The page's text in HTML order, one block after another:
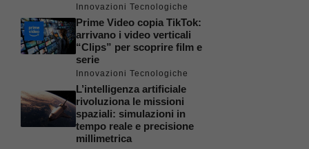
Innovazioni Tecnologiche
Prime Video copia TikTok:
arrivano i video verticali
“Clips” per scoprire film e
serie
Innovazioni Tecnologiche
L’intelligenza artificiale
rivoluziona le missioni
spaziali: simulazioni in
tempo reale e precisione
millimetrica